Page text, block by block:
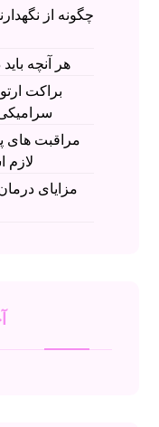
چگونه از
هر آنچه
براکت
مراقبت های
لازم
مزایای